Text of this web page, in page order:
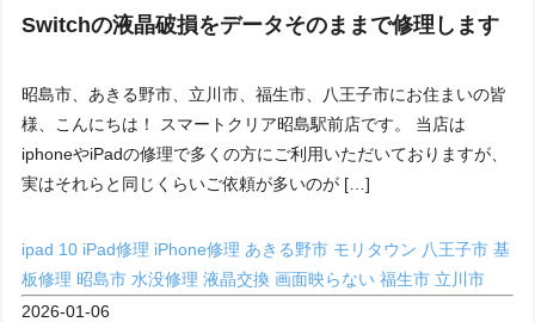
Switchの液晶破損をデータそのままで修理します
昭島市、あきる野市、立川市、福生市、八王子市にお住まいの皆
様、こんにちは！ スマートクリア昭島駅前店です。 当店は
iphoneやiPadの修理で多くの方にご利用いただいておりますが、
実はそれらと同じくらいご依頼が多いのが […]
ipad 10 iPad修理 iPhone修理 あきる野市 モリタウン 八王子市基
板修理 昭島市 水没修理液晶交換画面映らない福生市 立川市
2026-01-06